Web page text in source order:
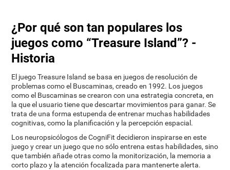
¿Por qué son tan populares los
juegos como “Treasure Island”? -
Historia
El juego Treasure Island se basa en juegos de resolución de
problemas como el Buscaminas, creado en 1992. Los juegos
como el Buscaminas se crearon con una estrategia concreta, en
la que el usuario tiene que descartar movimientos para ganar. Se
trata de una forma estupenda de entrenar muchas habilidades
cognitivas, como la planificación y la percepción espacial.
Los neuropsicólogos de CogniFit decidieron inspirarse en este
juego y crear un juego que no sólo entrena estas habilidades, sino
que también añade otras como la monitorización, la memoria a
corto plazo y la atención focalizada para mantenerte alerta.